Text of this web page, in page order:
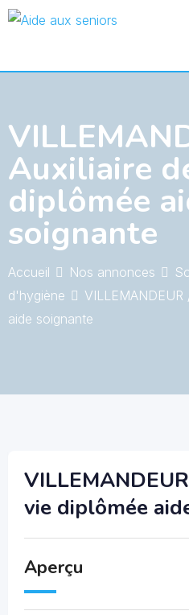
Skip
Auxiliaire
diplômée
soignante
Accueil Nos annonces
d'hygiène
aide soignante
vie diplômée
Aperçu